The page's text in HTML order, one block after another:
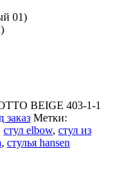
01)
BEIGE 403-1-1
заказ Метки:
стул elbow, стул из
, стулья hansen